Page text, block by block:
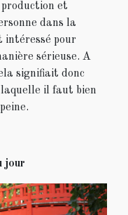
et
dans la
intéressé pour
sérieuse. A
signifiait donc
il faut bien
jour